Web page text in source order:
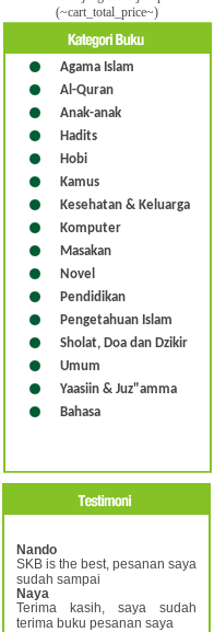
(~cart_total_price~)
Agama Islam
Al-Quran
Anak-anak
Hadits
Hobi
Kamus
Kesehatan & Keluarga
Komputer
Masakan
Novel
Pendidikan
Pengetahuan Islam
Sholat, Doa dan Dzikir
Umum
Yaasiin & Juz"amma
Bahasa
Nando
SKB is the best, pesanan saya
sudah sampai
Naya
Terima kasih, saya sudah
terima buku pesanan saya